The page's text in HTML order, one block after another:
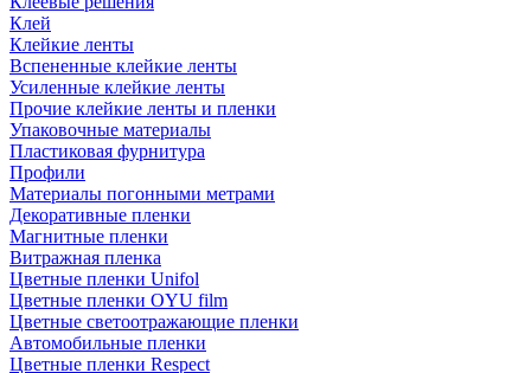
Клей
Клейкие ленты
Вспененные клейкие ленты
Усиленные клейкие ленты
Прочие клейкие ленты и пленки
Упаковочные материалы
Пластиковая фурнитура
Профили
Материалы погонными метрами
Декоративные пленки
Магнитные пленки
Витражная пленка
Цветные пленки Unifol
Цветные пленки OYU film
Цветные светоотражающие пленки
Автомобильные пленки
Цветные пленки Respect